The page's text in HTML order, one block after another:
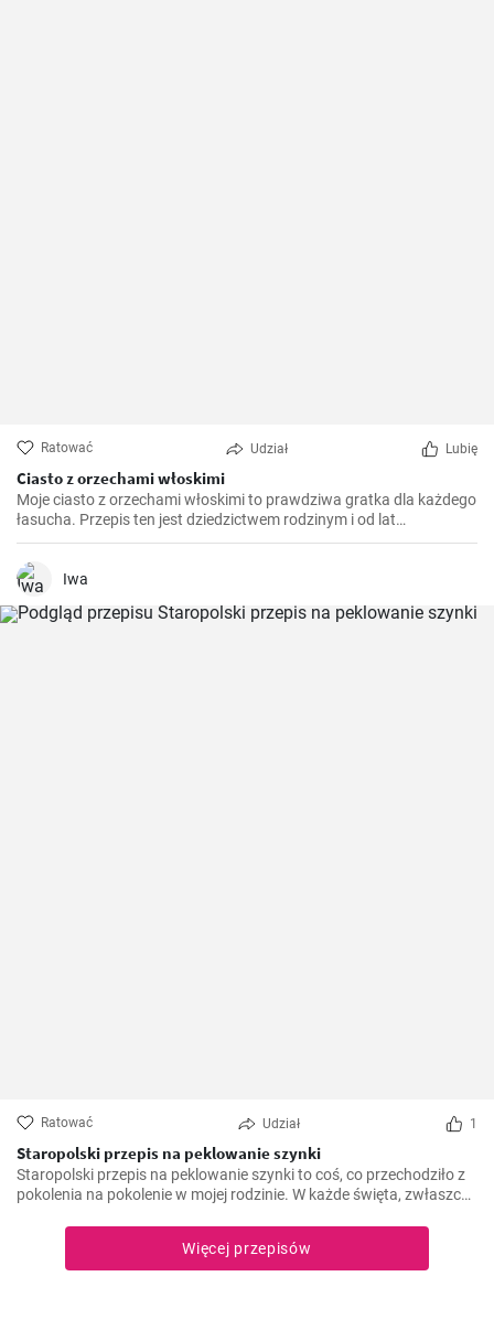
Ratować Udział Lubię
Ciasto z orzechami włoskimi
Moje ciasto z orzechami włoskimi to prawdziwa gratka dla każdego
łasucha. Przepis ten jest dziedzictwem rodzinym i od lat
przygotowuję go na różne okazje, niezależnie od pory roku. To
ciasto jest niezwykle aromatyczne, pyszne i rozpływa się w ustach.
Jest również idealnym połączeniem chrupiących orzechów
Iwa
Ratować Udział 1
Staropolski przepis na peklowanie szynki
Staropolski przepis na peklowanie szynki to coś, co przechodziło z
pokolenia na pokolenie w mojej rodzinie. W każde święta, zwłaszcza
szynkę.
Więcej przepisów